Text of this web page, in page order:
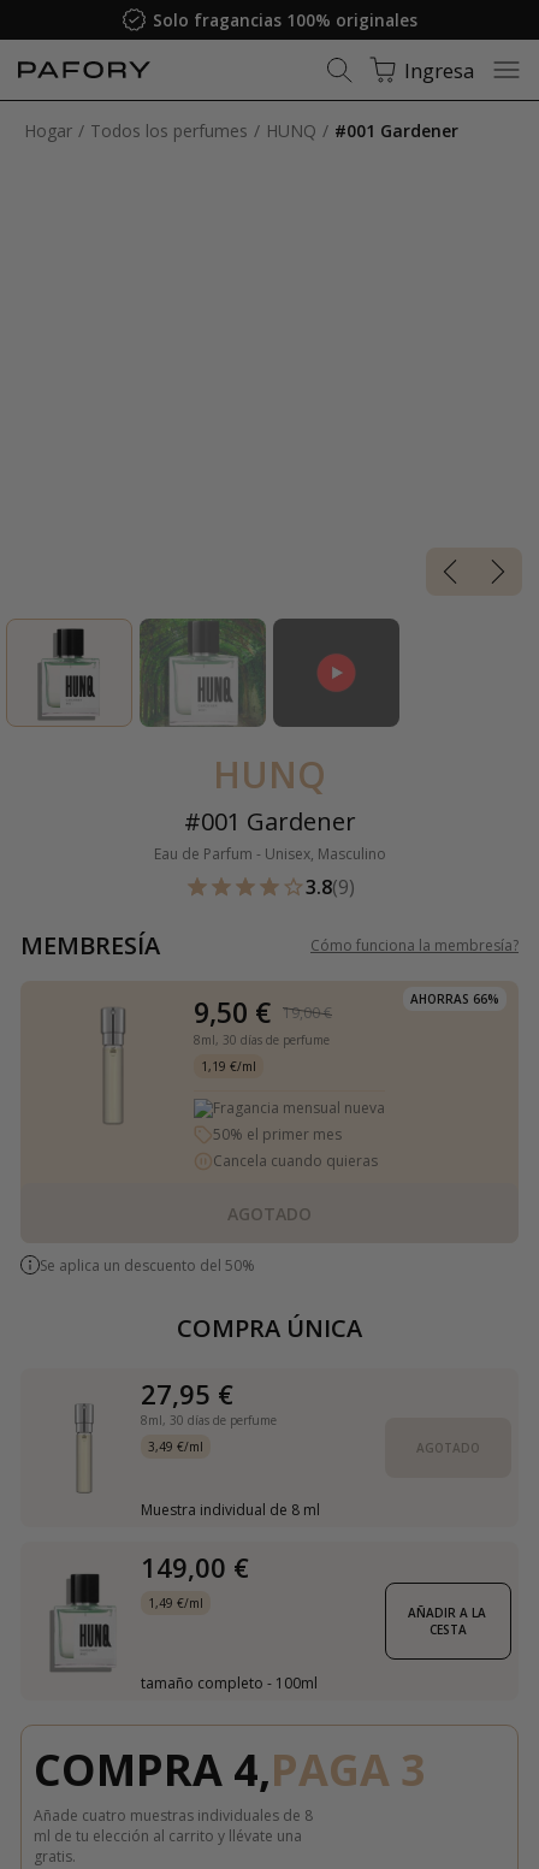
Solo fragancias 100% originales
Ingresa
Hogar Todos los perfumes HUNQ #001 Gardener
HUNQ
#001 Gardener
Eau de Parfum - Unisex, Masculino
3.8(9)
MEMBRESÍA Cómo funciona la membresía?
AHORRAS 66%
9,50 € 19,00 €
8ml, 30 días de perfume
1,19 €/ml
Fragancia mensual nueva
50% el primer mes
Cancela cuando quieras
AGOTADO
Se aplica un descuento del 50%
COMPRA ÚNICA
27,95 €
8ml, 30 días de perfume
3,49 €/ml
Muestra individual de 8 ml
AGOTADO
149,00 €
1,49 €/ml
tamaño completo - 100ml
AÑADIR A LA
CESTA
COMPRA 4,PAGA 3
Añade cuatro muestras individuales de 8
ml de tu elección al carrito y llévate una
gratis.